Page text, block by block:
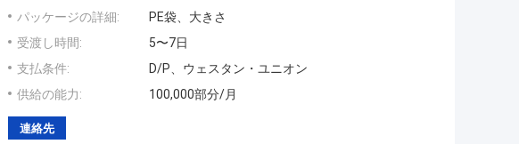
パッケージの詳細:
PE袋、大きさ
受渡し時間:
5〜7日
支払条件:
D/P、ウェスタン・ユニオン
供給の能力:
100,000部分/月
連絡先